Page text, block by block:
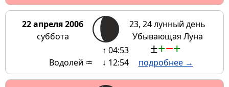
22 апреля 2006
суббота
23, 24 лунный день
Убывающая Луна
Водолей ♒
↑ 04:53
↓ 12:54
±+−+
подробнее →